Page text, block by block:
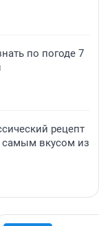
по погоде 7
рецепт
самым вкусом из